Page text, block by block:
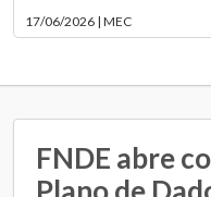
17/06/2026 | MEC
FNDE abre